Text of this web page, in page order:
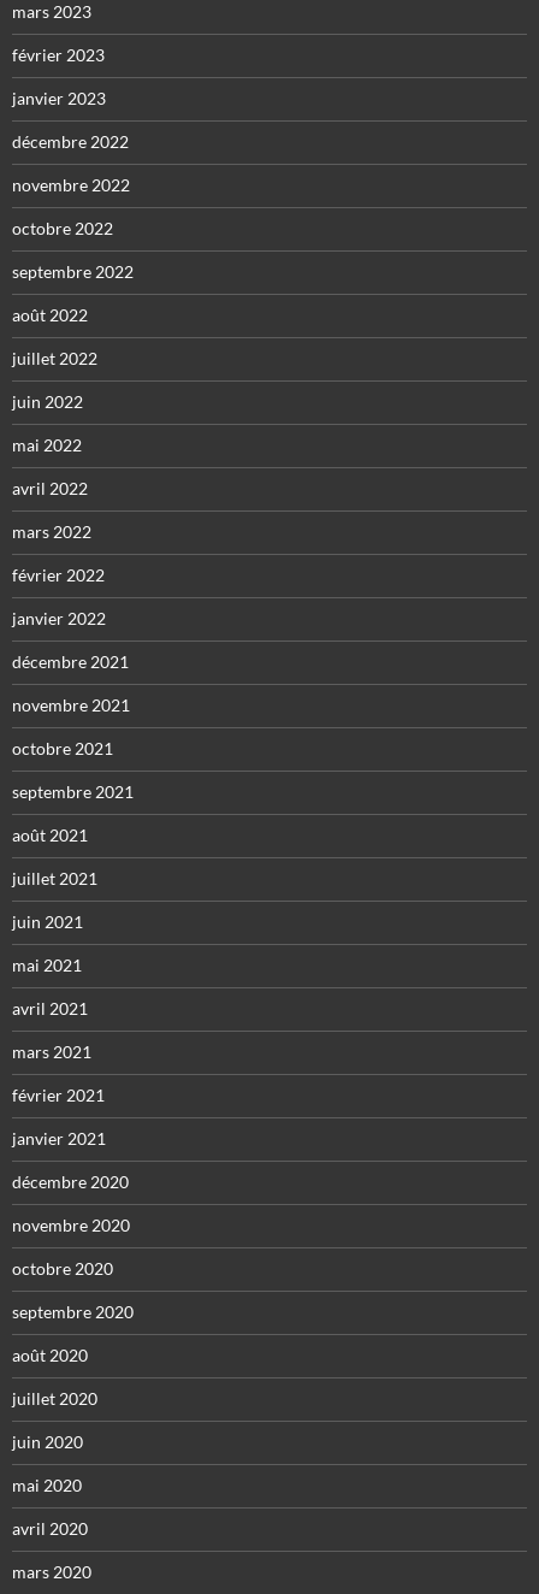
mars 2023
février 2023
janvier 2023
décembre 2022
novembre 2022
octobre 2022
septembre 2022
août 2022
juillet 2022
juin 2022
mai 2022
avril 2022
mars 2022
février 2022
janvier 2022
décembre 2021
novembre 2021
octobre 2021
septembre 2021
août 2021
juillet 2021
juin 2021
mai 2021
avril 2021
mars 2021
février 2021
janvier 2021
décembre 2020
novembre 2020
octobre 2020
septembre 2020
août 2020
juillet 2020
juin 2020
mai 2020
avril 2020
mars 2020